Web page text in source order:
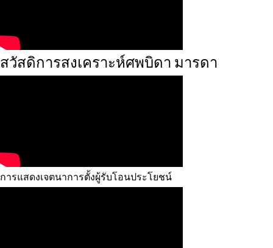
สวัสดิการสงเคราะห์ศพบิดา มารดา
การแสดงเจตนาการตั้งผู้รับโอนประโยชน์